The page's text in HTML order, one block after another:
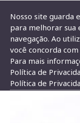
Alojamento Para
ALOJAMENTO
Nosso site guarda
para melhorar sua
navegação. Ao
você concorda
Para mais
Política de
Política de